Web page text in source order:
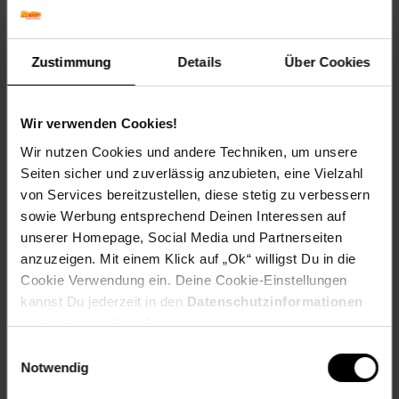
Zustimmung Details Über Cookies
Wir verwenden Cookies!
Wir nutzen Cookies und andere Techniken, um unsere
Seiten sicher und zuverlässig anzubieten, eine Vielzahl
von Services bereitzustellen, diese stetig zu verbessern
sowie Werbung entsprechend Deinen Interessen auf
unserer Homepage, Social Media und Partnerseiten
anzuzeigen. Mit einem Klick auf „Ok“ willigst Du in die
Cookie Verwendung ein. Deine Cookie-Einstellungen
kannst Du jederzeit in den Datenschutzinformationen
ändern bzw. widerrufen.
Notwendig
Artikel gehört zur Kategorie:
Dieses Produkt ist von allen Gutscheinaktionen
ausgeschlossen.
Versandinformationen
Herstellerinformationen
Fußzeile
Weitere Online-Angebote